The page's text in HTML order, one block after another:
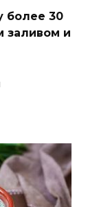
более 30
заливом и